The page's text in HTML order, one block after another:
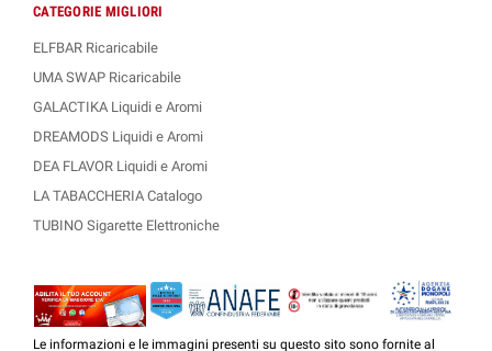
CATEGORIE MIGLIORI
ELFBAR Ricaricabile
UMA SWAP Ricaricabile
GALACTIKA Liquidi e Aromi
DREAMODS Liquidi e Aromi
DEA FLAVOR Liquidi e Aromi
LA TABACCHERIA Catalogo
TUBINO Sigarette Elettroniche
Le informazioni e le immagini presenti su questo sito sono fornite al